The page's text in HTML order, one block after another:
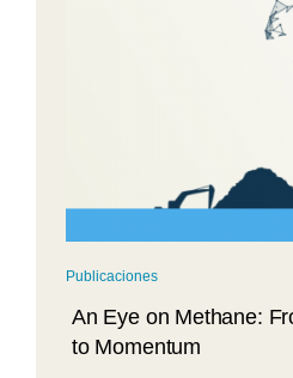
Publicaciones
An Eye on Methane:
to Momentum